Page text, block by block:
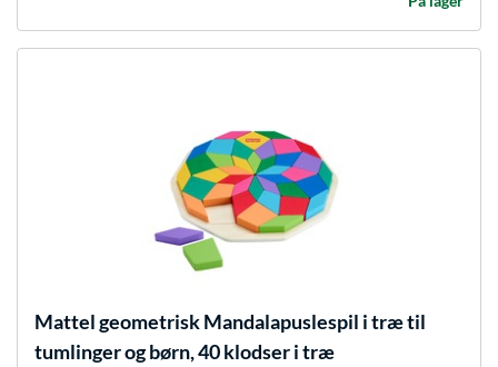
Mattelgeometrisk Mandalapuslespil i træ til
tumlinger og børn, 40 klodser i træ